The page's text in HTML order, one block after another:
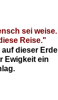
sei weise.
Reise."
auf dieser Erde
Ewigkeit ein